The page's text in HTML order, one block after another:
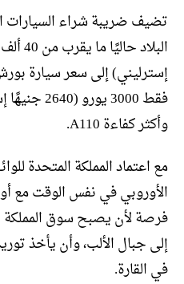
فقط 3000
وأكثر كفاءة A110.
الأوروبي في نفس الوقت مع
فرصة لأن يصبح سوق المملكة
إلى جبال الألب، وأن يأخذ
في القارة.